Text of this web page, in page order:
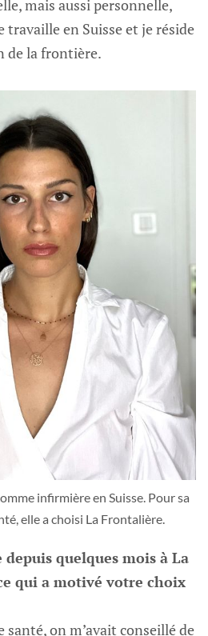
mais aussi personnelle,
travaille en Suisse et je réside
de la frontière.
infirmière en Suisse. Pour sa
elle a choisi La Frontalière.
depuis quelques mois à La
qui a motivé votre choix
santé, on m’avait conseillé de